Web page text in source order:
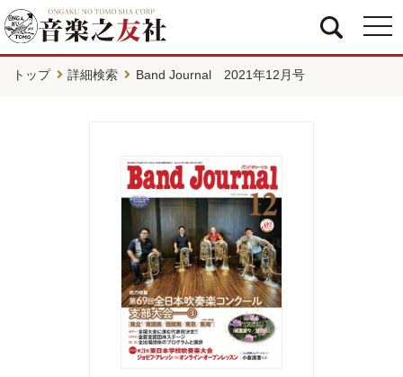
トップ 詳細検索 Band Journal 2021年12月号